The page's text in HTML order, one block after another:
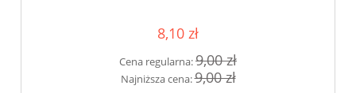
8,10 zł
Cena regularna:9,00 zł
Najniższa cena:9,00 zł